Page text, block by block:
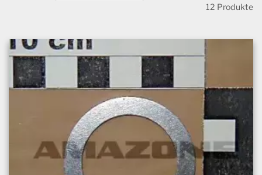
12 Produkte